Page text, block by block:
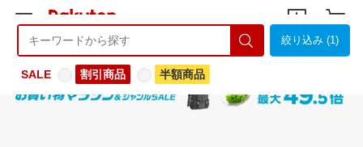
ようこそ 楽天市場へ ログイン
絞り込み (1)
SALE 割引商品 半額商品